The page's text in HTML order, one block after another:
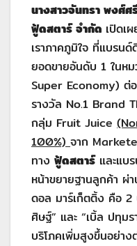
นางสาวจันทรา พงศ์
ฟู้ดสตาร์ จำกัด เปิดเ
เราภาคภูมิใจ ที่แบร
ยอดขายอันดับ 1 ในห
Super Economy) ต่
รางวัล No.1 Brand
กลุ่ม Fruit Juice
100%) จาก
ทาง ฟู้ดสตาร์และแบ
หน้าขยายฐานลูกค้า ผ่
ดอล มาร์เก็ตติ้ง คือ 2
ศิษฐ์” และ “เบิ้ล ปทุม
บริโภคเพิ่มสูงขึ้นอย่า